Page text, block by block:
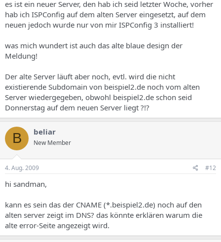
es ist ein neuer Server, den hab ich seid letzter Woche, vorher
hab ich ISPConfig auf dem alten Server eingesetzt, auf dem
neuen jedoch wurde nur von mir ISPConfig 3 installiert!
was mich wundert ist auch das alte blaue design der
Meldung!
Der alte Server läuft aber noch, evtl. wird die nicht
existierende Subdomain von beispiel2.de noch vom alten
Server wiedergegeben, obwohl beispiel2.de schon seid
Donnerstag auf dem neuen Server liegt ?!?
B beliar
New Member
4. Aug. 2009 #12
hi sandman,
kann es sein das der CNAME (*.beispiel2.de) noch auf den
alten server zeigt im DNS? das könnte erklären warum die
alte error-Seite angezeigt wird.